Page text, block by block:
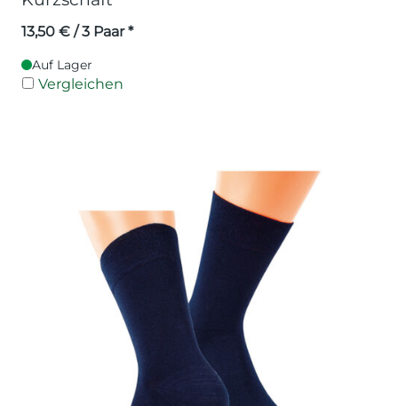
13,50 € / 3 Paar *
Auf Lager
Vergleichen